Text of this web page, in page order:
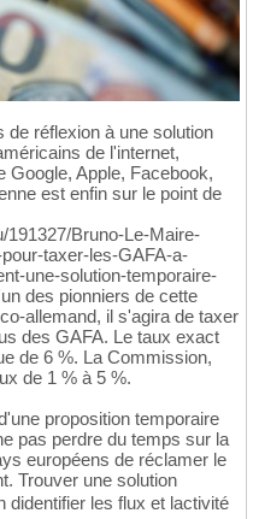
de réflexion à une solution
de l'internet,
Google, Apple, Facebook,
est enfin sur le point de
Bruno-Le-Maire-
taxer-les-GAFA-a-
une-solution-temporaire-
des pionniers de cette
allemand, il s'agira de taxer
des GAFA. Le taux exact
de 6 %. La Commission,
de 1 % à 5 %.
proposition temporaire
pas perdre du temps sur la
européens de réclamer le
Trouver une solution
les flux et lactivité